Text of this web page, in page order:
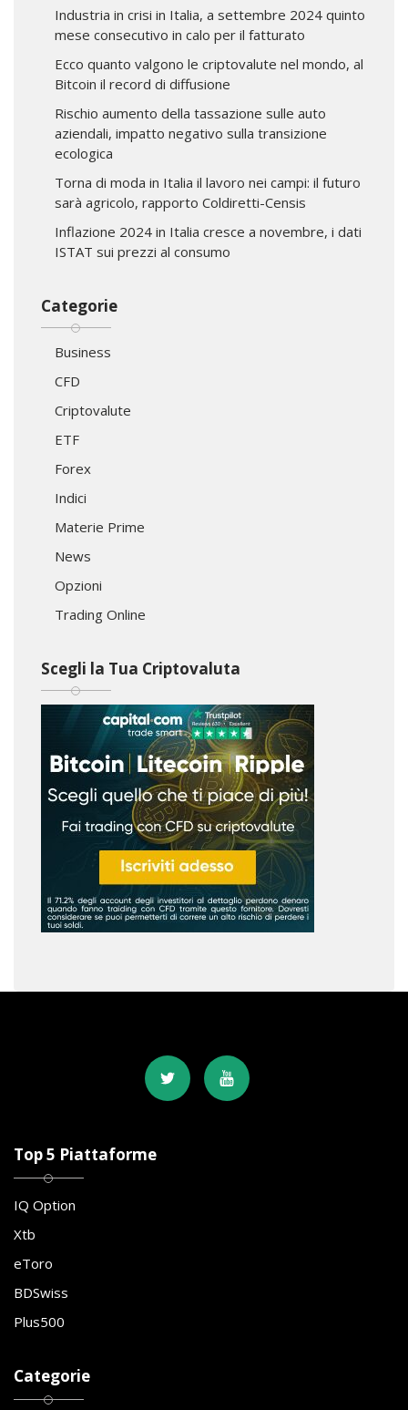
Industria in crisi in Italia, a settembre 2024 quinto
mese consecutivo in calo per il fatturato
Ecco quanto valgono le criptovalute nel mondo, al
Bitcoin il record di diffusione
Rischio aumento della tassazione sulle auto
aziendali, impatto negativo sulla transizione
ecologica
Torna di moda in Italia il lavoro nei campi: il futuro
sarà agricolo, rapporto Coldiretti-Censis
Inflazione 2024 in Italia cresce a novembre, i dati
ISTAT sui prezzi al consumo
Categorie
Business
CFD
Criptovalute
ETF
Forex
Indici
Materie Prime
News
Opzioni
Trading Online
Scegli la Tua Criptovaluta
Top 5 Piattaforme
IQ Option
Xtb
eToro
BDSwiss
Plus500
Categorie